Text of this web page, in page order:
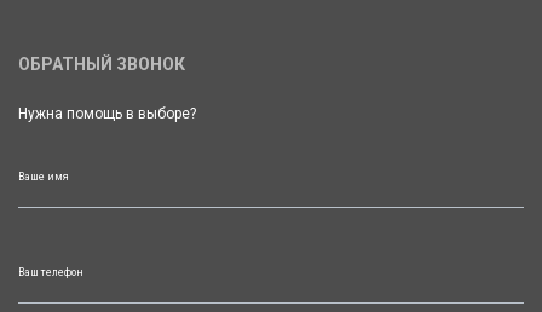
ОБРАТНЫЙ ЗВОНОК
Нужна помощь в выборе?
Ваше имя
Ваш телефон